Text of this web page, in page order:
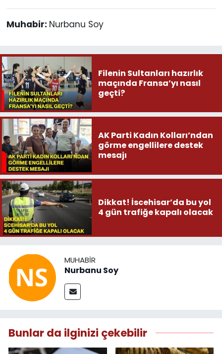
Muhabir: Nurbanu Soy
Filenin Sultanları hazırlık
maçında Fransa’yı nasıl
geçti?
AK Parti Kadın Kolları’ndan
görme engellilere destek
mesajı
Dikkat! İscehisar’da bu yol
4 gün trafiğe kapalı olacak
MUHABIR
Nurbanu Soy
Bunlar da ilginizi çekebilir